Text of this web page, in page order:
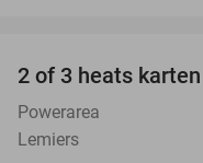
2 of 3 heats
Powerarea
Lemiers